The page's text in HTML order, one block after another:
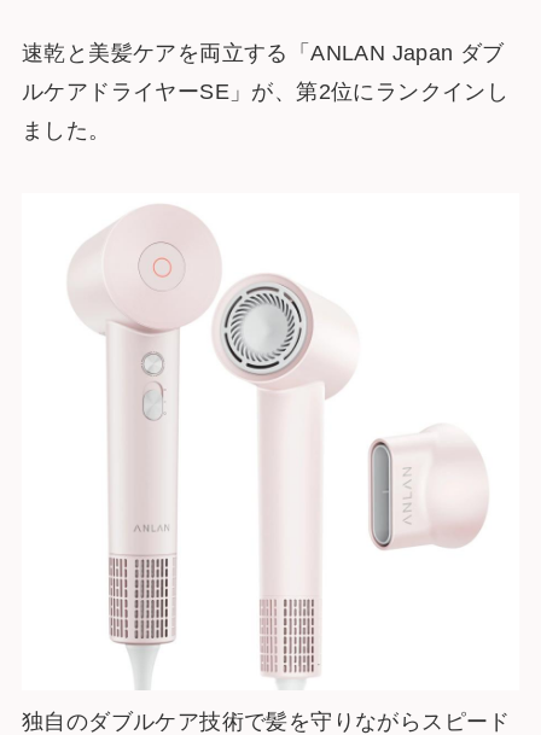
速乾と美髪ケアを両立する「ANLAN Japan ダブ
ルケアドライヤーSE」が、第2位にランクインし
ました。
独自のダブルケア技術で髪を守りながらスピード